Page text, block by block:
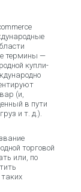
термины —
купли-
(и,
в пути
и т. д.).
торговой
или, по